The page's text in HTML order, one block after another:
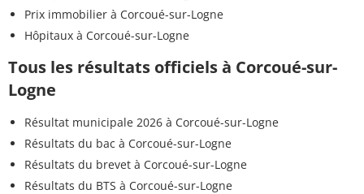
Prix immobilier à Corcoué-sur-Logne
Hôpitaux à Corcoué-sur-Logne
Tous les résultats officiels à Corcoué-sur-
Logne
Résultat municipale 2026 à Corcoué-sur-Logne
Résultats du bac à Corcoué-sur-Logne
Résultats du brevet à Corcoué-sur-Logne
Résultats du BTS à Corcoué-sur-Logne